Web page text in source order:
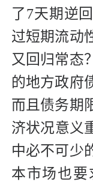
了7天期逆
过短期流动
又回归常态
的地方政府
而且债务期
济状况意义
中必不可少
本市场也要